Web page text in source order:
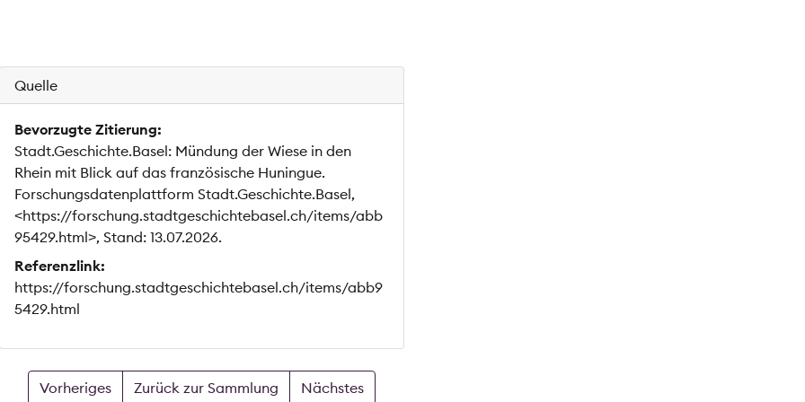
Quelle
Bevorzugte Zitierung:
Stadt.Geschichte.Basel: Mündung der Wiese in den
Rhein mit Blick auf das französische Huningue.
Forschungsdatenplattform Stadt.Geschichte.Basel,
<https://forschung.stadtgeschichtebasel.ch/items/abb
95429.html>, Stand: 13.07.2026.
Referenzlink:
https://forschung.stadtgeschichtebasel.ch/items/abb9
5429.html
Vorheriges Zurück zur Sammlung Nächstes